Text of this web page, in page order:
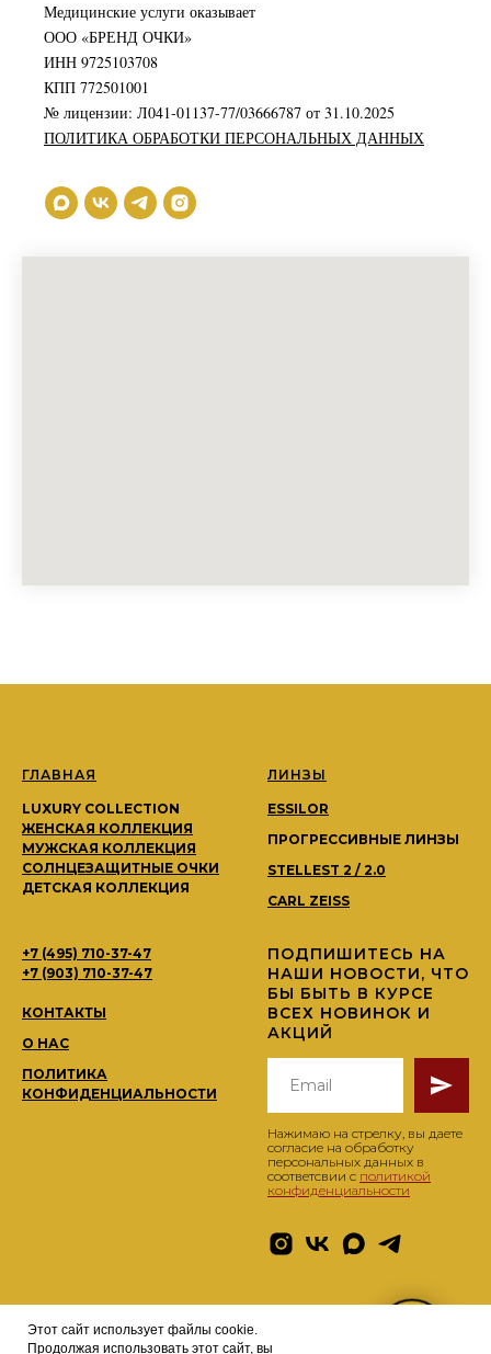
Медицинские услуги оказывает
ООО «БРЕНД ОЧКИ»
ИНН 9725103708
КПП 772501001
№ лицензии: Л041-01137-77/03666787 от 31.10.2025
ПОЛИТИКА ОБРАБОТКИ ПЕРСОНАЛЬНЫХ ДАННЫХ
Этот сайт использует файлы cookie.
Продолжая использовать этот сайт, вы
ГЛАВНАЯ
LUXURY COLLECTION
ЖЕНСКАЯ КОЛЛЕКЦИЯ
МУЖСКАЯ КОЛЛЕКЦИЯ
СОЛНЦЕЗАЩИТНЫЕ ОЧКИ
ДЕТСКАЯ КОЛЛЕКЦИЯ
ЛИНЗЫ
ESSILOR
ПРОГРЕССИВНЫЕ ЛИНЗЫ
STELLEST 2 / 2.0
CARL ZEISS
+7 (495) 710-37-47
+7 (903) 710-37-47
КОНТАКТЫ
О НАС
ПОЛИТИКА
КОНФИДЕНЦИАЛЬНОСТИ
ПОДПИШИТЕСЬ НА
НАШИ НОВОСТИ, ЧТО
БЫ БЫТЬ В КУРСЕ
ВСЕХ НОВИНОК И
АКЦИЙ
Нажимаю на стрелку, вы даете
согласие на обработку
персональных данных в
соответсвии с политикой
конфиденциальности
© 2026 BRANDOCHKI TM optikabrandochki@yandex.ru